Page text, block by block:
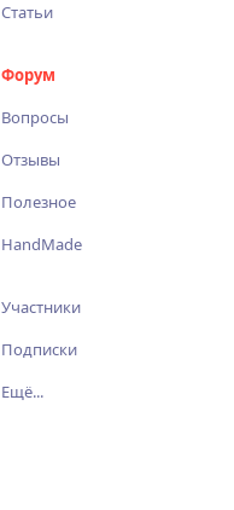
Статьи
Форум
Вопросы
Отзывы
Полезное
HandMade
Участники
Подписки
Ещё...